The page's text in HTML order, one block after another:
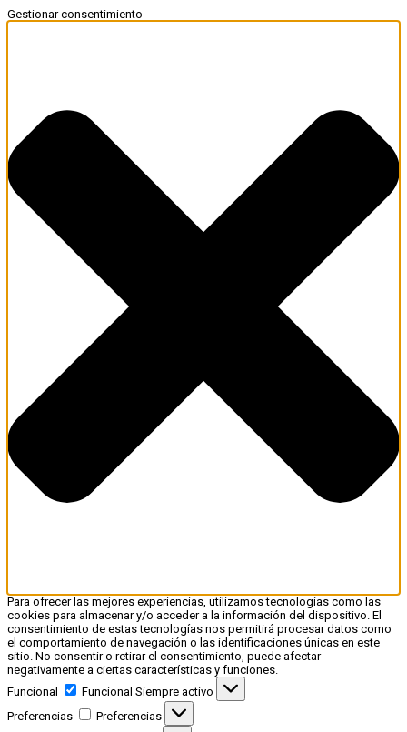
Gestionar consentimiento
Para ofrecer las mejores experiencias, utilizamos tecnologías como las
cookies para almacenar y/o acceder a la información del dispositivo. El
consentimiento de estas tecnologías nos permitirá procesar datos como
el comportamiento de navegación o las identificaciones únicas en este
sitio. No consentir o retirar el consentimiento, puede afectar
negativamente a ciertas características y funciones.
Funcional
Funcional Siempre activo
Preferencias
Preferencias